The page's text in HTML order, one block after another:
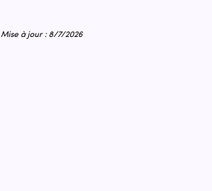
Mise à jour : 8/7/2026